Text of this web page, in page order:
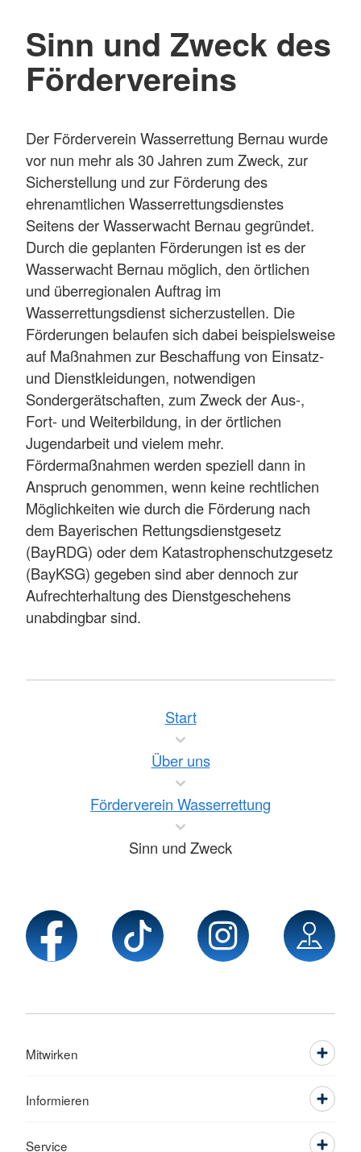
Sinn und Zweck des
Fördervereins
Der Förderverein Wasserrettung Bernau wurde
vor nun mehr als 30 Jahren zum Zweck, zur
Sicherstellung und zur Förderung des
ehrenamtlichen Wasserrettungsdienstes
Seitens der Wasserwacht Bernau gegründet.
Durch die geplanten Förderungen ist es der
Wasserwacht Bernau möglich, den örtlichen
und überregionalen Auftrag im
Wasserrettungsdienst sicherzustellen. Die
Förderungen belaufen sich dabei beispielsweise
auf Maßnahmen zur Beschaffung von Einsatz-
und Dienstkleidungen, notwendigen
Sondergerätschaften, zum Zweck der Aus-,
Fort- und Weiterbildung, in der örtlichen
Jugendarbeit und vielem mehr.
Fördermaßnahmen werden speziell dann in
Anspruch genommen, wenn keine rechtlichen
Möglichkeiten wie durch die Förderung nach
dem Bayerischen Rettungsdienstgesetz
(BayRDG) oder dem Katastrophenschutzgesetz
(BayKSG) gegeben sind aber dennoch zur
Aufrechterhaltung des Dienstgeschehens
unabdingbar sind.
Start
Über uns
Förderverein Wasserrettung
Sinn und Zweck
Mitwirken
Informieren
Service